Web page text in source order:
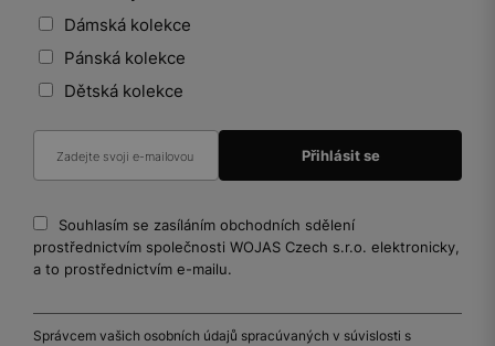
Dámská kolekce
Pánská kolekce
Dětská kolekce
Souhlasím se zasíláním obchodních sdělení
prostřednictvím společnosti WOJAS Czech s.r.o. elektronicky,
a to prostřednictvím e-mailu.
Správcem vašich osobních údajů spracúvaných v súvislosti s